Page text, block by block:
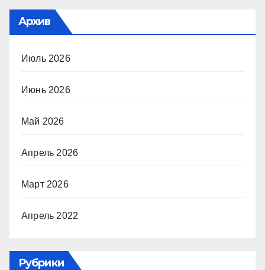
Архив
Июль 2026
Июнь 2026
Май 2026
Апрель 2026
Март 2026
Апрель 2022
Рубрики